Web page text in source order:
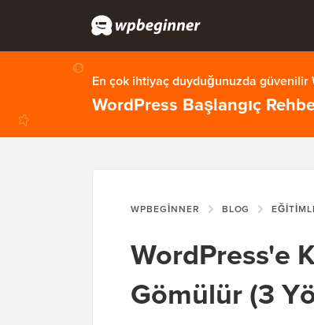
En çok ihtiyaç duyduğunuzda
WordPress Başlangıç
WPBEGINNER BLOG
WordPress'e
Gömülür (3